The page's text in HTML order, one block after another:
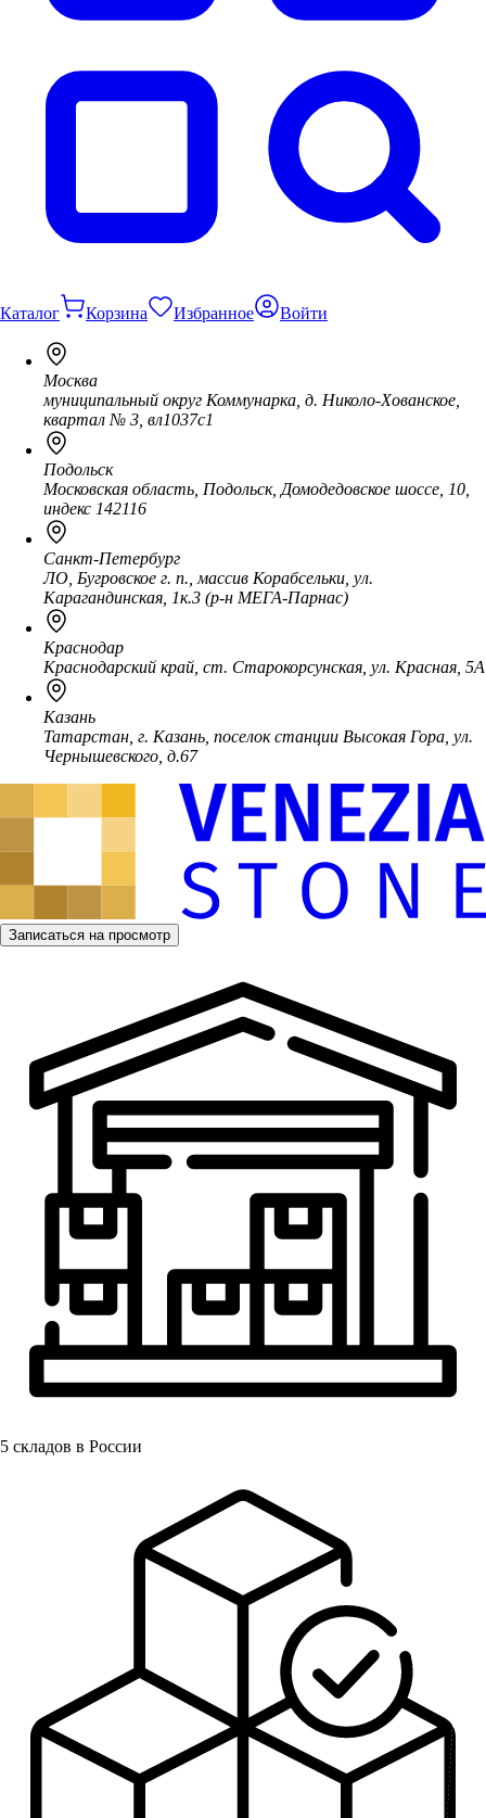
Каталог Корзина Избранное Войти
Москва
муниципальный округ Коммунарка, д. Николо-Хованское,
квартал № 3, вл1037с1
Подольск
Московская область, Подольск, Домодедовское шоссе, 10,
индекс 142116
Санкт-Петербург
ЛО, Бугровское г. п., массив Корабсельки, ул.
Карагандинская, 1к.3 (р-н МЕГА-Парнас)
Краснодар
Краснодарский край, ст. Старокорсунская, ул. Красная, 5А
Казань
Татарстан, г. Казань, поселок станции Высокая Гора, ул.
Чернышевского, д.67
Записаться на просмотр
5 складов в России